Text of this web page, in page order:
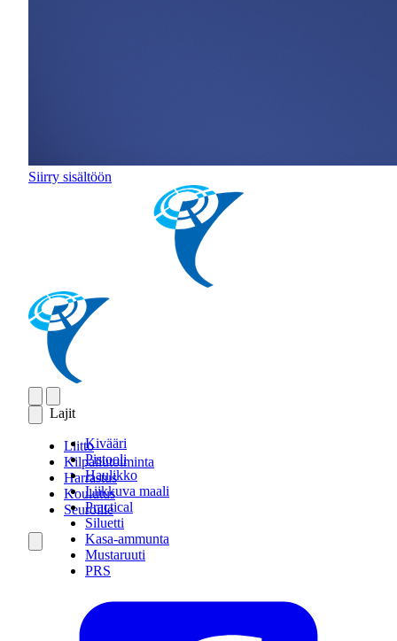
Siirry sisältöön
Lajit
Kivääri
Pistooli
Haulikko
Liikkuva maali
Practical
Siluetti
Kasa-ammunta
Mustaruuti
PRS
Liitto
Kilpailutoiminta
Harrastus
Koulutus
Seuroille